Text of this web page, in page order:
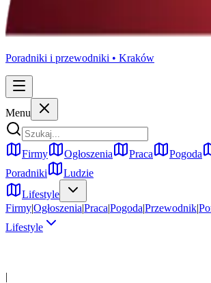
Poradniki i przewodniki • Kraków
Menu
Firmy Ogłoszenia Praca Pogoda
Poradniki
Ludzie
Lifestyle
Firmy|Ogłoszenia|Praca|Pogoda|Przewodnik|
Lifestyle
|